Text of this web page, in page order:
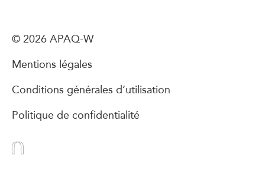
© 2026 APAQ-W
Mentions légales
Conditions générales d’utilisation
Politique de confidentialité